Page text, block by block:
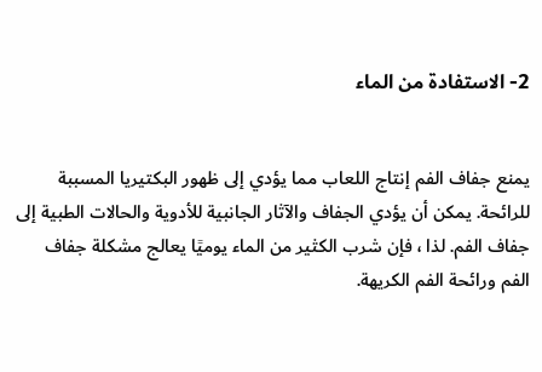
2- الاستفادة من الماء
يمنع جفاف الفم إنتاج اللعاب مما يؤدي إلى ظهور البكتيريا المسببة
للرائحة. يمكن أن يؤدي الجفاف والآثار الجانبية للأدوية والحالات الطبية إلى
جفاف الفم. لذا ، فإن شرب الكثير من الماء يوميًا يعالج مشكلة جفاف
الفم ورائحة الفم الكريهة.